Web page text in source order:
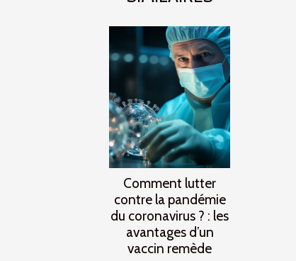
Comment lutter
contre la pandémie
du coronavirus ? : les
avantages d’un
vaccin remède